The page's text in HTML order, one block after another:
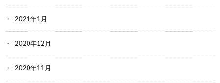
2021年1月
2020年12月
2020年11月